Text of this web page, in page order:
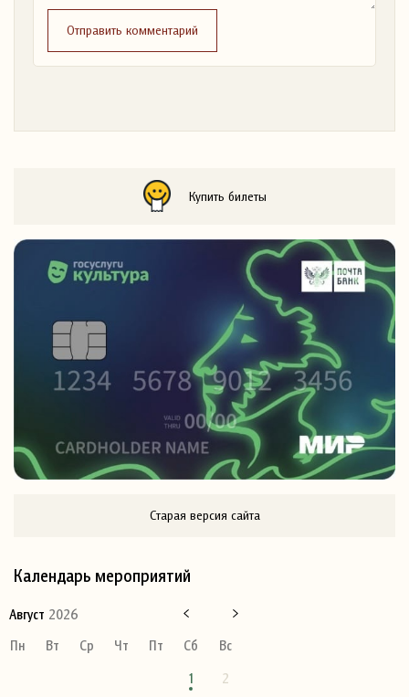
Отправить комментарий
Купить билеты
Старая версия сайта
Календарь мероприятий
Август 2026
Пн
Вт Ср Чт Пт Сб
Вс
1
2